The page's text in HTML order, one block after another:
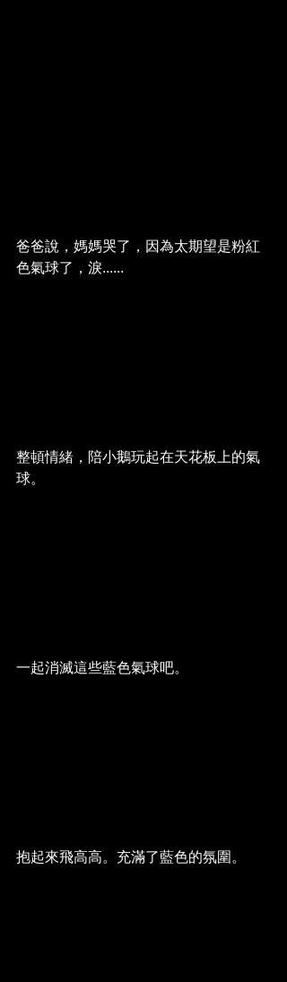
爸爸說，媽媽哭了，因為太期望是粉紅
色氣球了，淚......
整頓情緒，陪小鵝玩起在天花板上的氣
球。
一起消滅這些藍色氣球吧。
抱起來飛高高。充滿了藍色的氛圍。